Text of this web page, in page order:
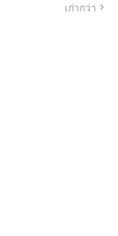
เก่ากว่า